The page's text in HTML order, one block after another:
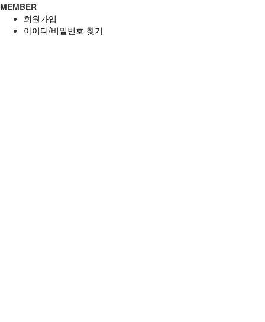
MEMBER
회원가입
아이디/비밀번호 찾기